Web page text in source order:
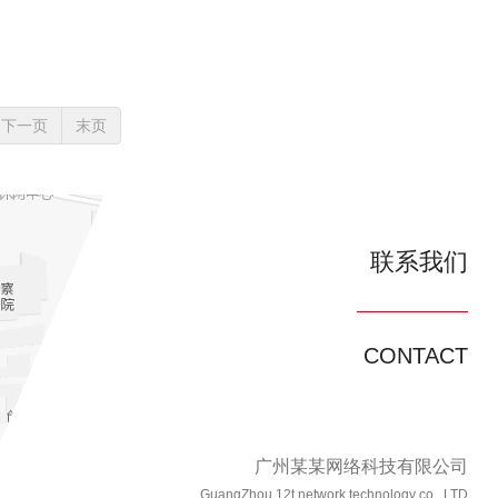
下一页 末页
联系我们
CONTACT
广州某某网络科技有限公司
GuangZhou 12t network technology co., LTD